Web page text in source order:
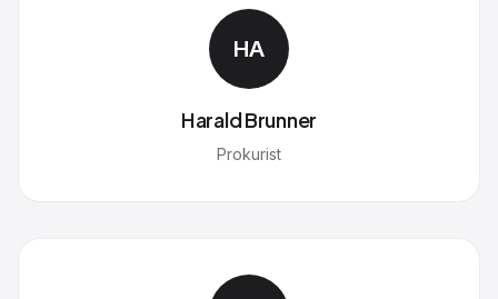
HA
Harald Brunner
Prokurist